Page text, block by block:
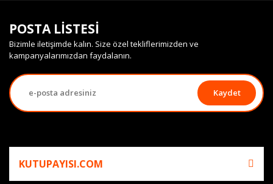
POSTA LİSTESİ
Bizimle iletişimde kalın. Size özel tekliflerimizden ve
kampanyalarımızdan faydalanın.
Kaydet
KUTUPAYISI.COM